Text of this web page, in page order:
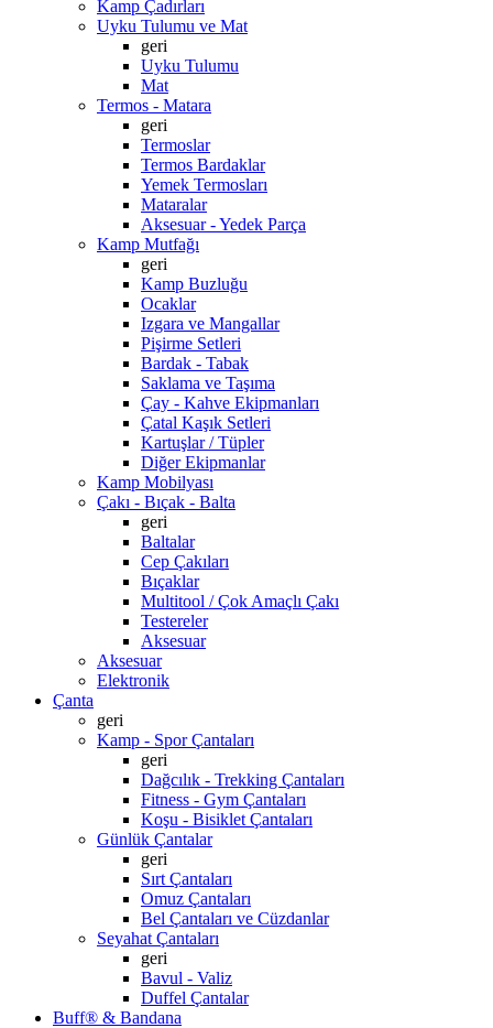
Kamp Çadırları
Uyku Tulumu ve Mat
geri
Uyku Tulumu
Mat
Termos - Matara
geri
Termoslar
Termos Bardaklar
Yemek Termosları
Mataralar
Aksesuar - Yedek Parça
Kamp Mutfağı
geri
Kamp Buzluğu
Ocaklar
Izgara ve Mangallar
Pişirme Setleri
Bardak - Tabak
Saklama ve Taşıma
Çay - Kahve Ekipmanları
Çatal Kaşık Setleri
Kartuşlar / Tüpler
Diğer Ekipmanlar
Kamp Mobilyası
Çakı - Bıçak - Balta
geri
Baltalar
Cep Çakıları
Bıçaklar
Multitool / Çok Amaçlı Çakı
Testereler
Aksesuar
Aksesuar
Elektronik
Çanta
geri
Kamp - Spor Çantaları
geri
Dağcılık - Trekking Çantaları
Fitness - Gym Çantaları
Koşu - Bisiklet Çantaları
Günlük Çantalar
geri
Sırt Çantaları
Omuz Çantaları
Bel Çantaları ve Cüzdanlar
Seyahat Çantaları
geri
Bavul - Valiz
Duffel Çantalar
Buff® & Bandana